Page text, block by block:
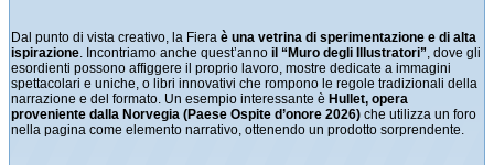
Dal punto di vista creativo, la Fiera è una vetrina di sperimentazione e di alta
ispirazione. Incontriamo anche quest’anno il “Muro degli Illustratori”, dove gli
esordienti possono affiggere il proprio lavoro, mostre dedicate a immagini
spettacolari e uniche, o libri innovativi che rompono le regole tradizionali della
narrazione e del formato. Un esempio interessante è Hullet, opera
proveniente dalla Norvegia (Paese Ospite d’onore 2026) che utilizza un foro
nella pagina come elemento narrativo, ottenendo un prodotto sorprendente.